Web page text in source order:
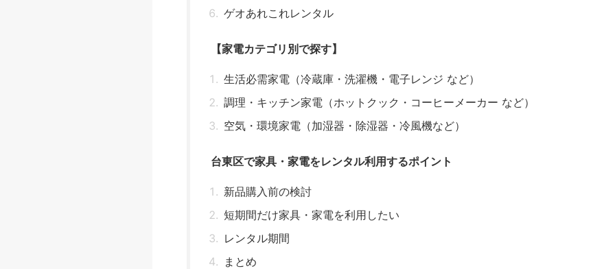
ゲオあれこれレンタル
【家電カテゴリ別で探す】
生活必需家電（冷蔵庫・洗濯機・電子レンジ など）
調理・キッチン家電（ホットクック・コーヒーメーカー など）
空気・環境家電（加湿器・除湿器・冷風機など）
台東区で家具・家電をレンタル利用するポイント
新品購入前の検討
短期間だけ家具・家電を利用したい
レンタル期間
まとめ